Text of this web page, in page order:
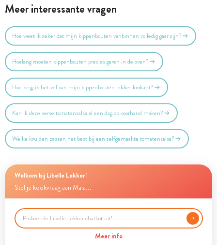
Meer interessante vragen
Hoe weet ik zeker dat mijn kippenbouten vanbinnen volledig gaar zijn?
Hoelang moeten kippenbouten precies garen in de oven?
Hoe krijg ik het vel van mijn kippenbouten lekker krokant?
Kan ik deze verse tomatensalsa al een dag op voorhand maken?
Welke kruiden passen het best bij een zelfgemaakte tomatensalsa?
Welkom bij Libelle Lekker!
Stel je kookvraag aan Maia...
Meer info